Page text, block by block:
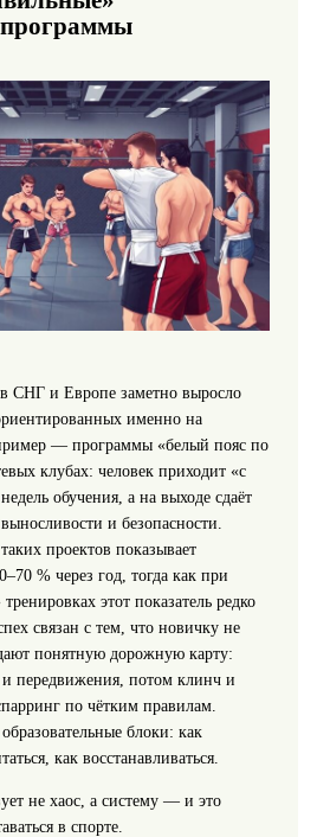
СНГ и Европе заметно выросло
именно на
— программы «белый пояс по
клубах: человек приходит «с
обучения, а на выходе сдаёт
и безопасности.
проектов показывает
% через год, тогда как при
этот показатель редко
связан с тем, что новичку не
понятную дорожную карту:
и передвижения, потом клинч и
по чётким правилам.
блоки: как
как восстанавливаться.
не хаос, а систему — и это
в спорте.